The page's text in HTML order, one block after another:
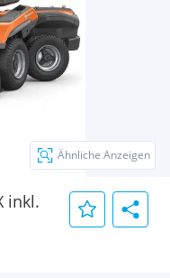
inkl.
Ähnliche Anzeigen